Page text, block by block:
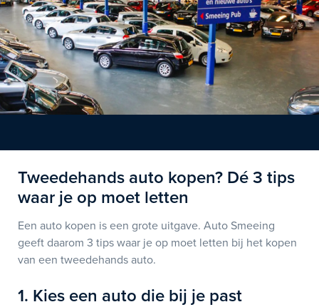
Tweedehands auto kopen? Dé 3 tips
waar je op moet letten
Een auto kopen is een grote uitgave. Auto Smeeing
geeft daarom 3 tips waar je op moet letten bij het kopen
van een tweedehands auto.
1. Kies een auto die bij je past